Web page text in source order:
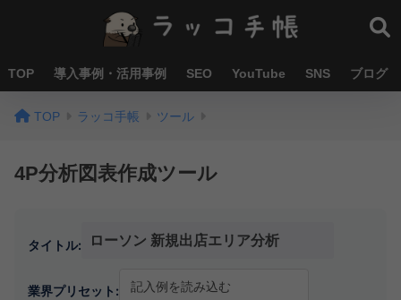
TOP 導入事例・活用事例 SEO YouTube SNS ブログ
TOP ラッコ手帳 ツール
4P分析図表作成ツール
タイトル:
業界プリセット: